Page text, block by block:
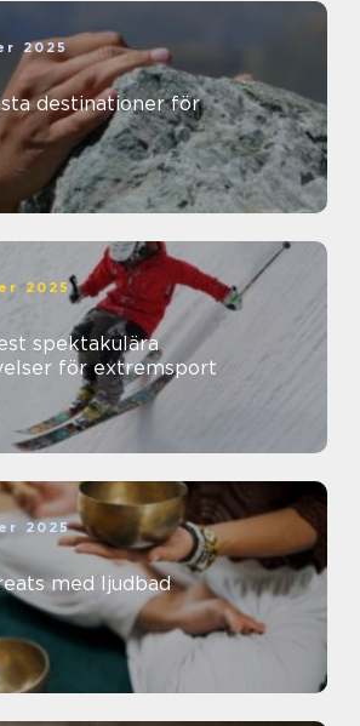
2025
destinationer för
2025
spektakulära
för extremsport
2025
med ljudbad